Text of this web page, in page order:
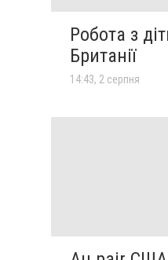
Робота з
Британії
14:43, 2 серпня